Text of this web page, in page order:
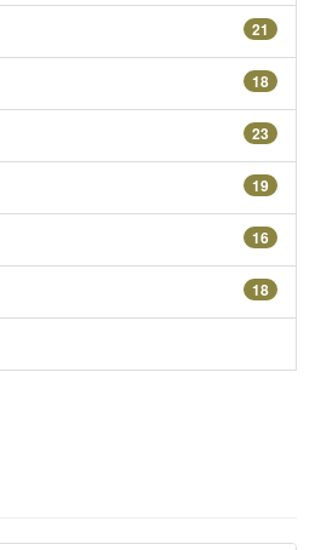
21
18
23
19
16
18